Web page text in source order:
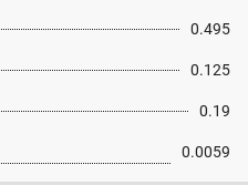
0.495
0.125
0.19
0.0059